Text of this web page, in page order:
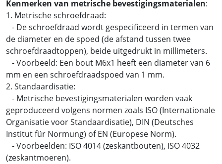
Kenmerken van metrische bevestigingsmaterialen:
1. Metrische schroefdraad:
- De schroefdraad wordt gespecificeerd in termen van
de diameter en de spoed (de afstand tussen twee
schroefdraadtoppen), beide uitgedrukt in millimeters.
- Voorbeeld: Een bout M6x1 heeft een diameter van 6
mm en een schroefdraadspoed van 1 mm.
2. Standaardisatie:
- Metrische bevestigingsmaterialen worden vaak
geproduceerd volgens normen zoals ISO (Internationale
Organisatie voor Standaardisatie), DIN (Deutsches
Institut für Normung) of EN (Europese Norm).
- Voorbeelden: ISO 4014 (zeskantbouten), ISO 4032
(zeskantmoeren).